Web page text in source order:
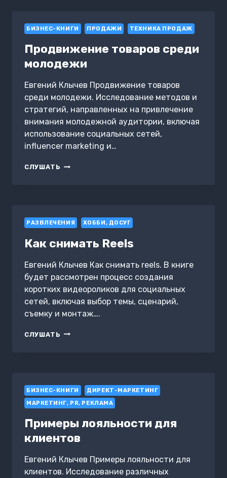
ОШИБОК
БИЗНЕС-КНИГИ ПРОДАЖИ ТЕХНИКА ПРОДАЖ
Продвижение товаров среди
молодежи
Евгений Клычев Продвижение товаров
среди молодежи. Исследование методов и
стратегий, направленных на привлечение
внимания молодежной аудитории, включая
использование социальных сетей,
influencer marketing и…
СЛУШАТЬ ПРОДВИЖЕНИЕ
РАЗВЛЕЧЕНИЯ ХОББИ, ДОСУГ
Как снимать Reels
Евгений Клычев Как снимать reels. В книге
будет рассмотрен процесс создания
коротких видеороликов для социальных
сетей, включая выбор темы, сценарий,
съемку и монтаж….
СЛУШАТЬ КАК
БИЗНЕС-КНИГИ
ДИРЕКТ-МАРКЕТИНГ
МАРКЕТИНГ, PR, РЕКЛАМА
Примеры лояльности для
клиентов
Евгений Клычев Примеры лояльности для
клиентов. Исследование различных